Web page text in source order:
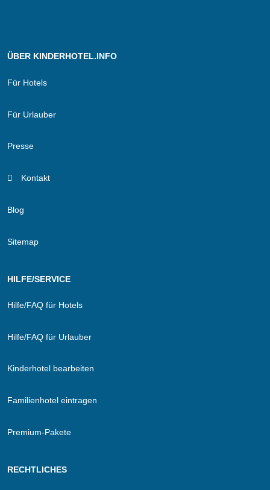
ÜBER KINDERHOTEL.INFO
Für Hotels
Für Urlauber
Presse
Kontakt
Blog
Sitemap
HILFE/SERVICE
Hilfe/FAQ für Hotels
Hilfe/FAQ für Urlauber
Kinderhotel bearbeiten
Familienhotel eintragen
Premium-Pakete
RECHTLICHES